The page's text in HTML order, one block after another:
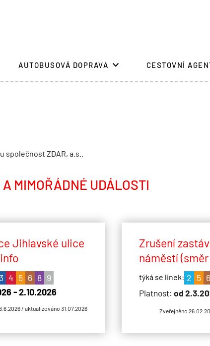
AUTOBUSOVÁ DOPRAVA CESTOVNÍ
společnost ZDAR, a.s..
MIMOŘÁDNÉ UDÁLOSTI
Jihlavské ulice
3 4 5 6 8 9
- 2.10.2026
/ aktualizováno 31.07.2026
Zrušení
náměstí
2 5 6
Platnost: od
Zveřejněno